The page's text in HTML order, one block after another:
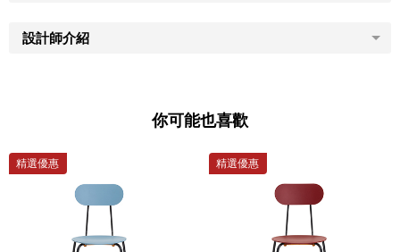
設計師介紹
你可能也喜歡
精選優惠 精選優惠